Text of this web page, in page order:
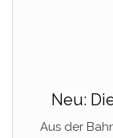
Neu:
Aus der